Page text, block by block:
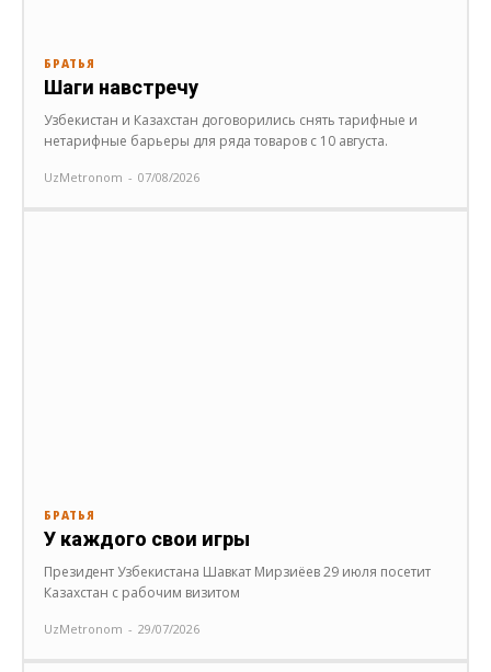
БРАТЬЯ
Шаги навстречу
Узбекистан и Казахстан договорились снять тарифные и
нетарифные барьеры для ряда товаров с 10 августа.
UzMetronom - 07/08/2026
БРАТЬЯ
У каждого свои игры
Президент Узбекистана Шавкат Мирзиёев 29 июля посетит
Казахстан с рабочим визитом
UzMetronom - 29/07/2026